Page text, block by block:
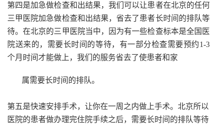
第四是加急做检查和出结果，我们可以让患者在北京的任何
三甲医院加急做检查和出结果，省去了患者长时间的排队等
待。在北京的三甲医院当中，因为有一些检查标本是全国医
院送来的，需要长时间的等待，有一部分检查需要预约1-3
个月时间才能做上，我们的服务省去了使患者和家
属需要长时间的排队。
第五是快速安排手术，让你在一周之内做上手术。北京所以
医院的患者做办理完住院手续之后，需要长时间的排队等待